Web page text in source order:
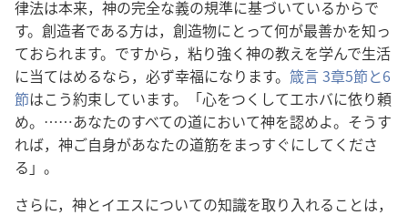
律法は本来，神の完全な義の規準に基づいているからで
す。創造者である方は，創造物にとって何が最善かを知っ
ておられます。ですから，粘り強く神の教えを学んで生活
に当てはめるなら，必ず幸福になります。 箴言 3章5節と6
節はこう約束しています。「心をつくしてエホバに依り頼
め。……あなたのすべての道において神を認めよ。そうす
れば，神ご自身があなたの道筋をまっすぐにしてくださ
る」。
さらに，神とイエスについての知識を取り入れることは，